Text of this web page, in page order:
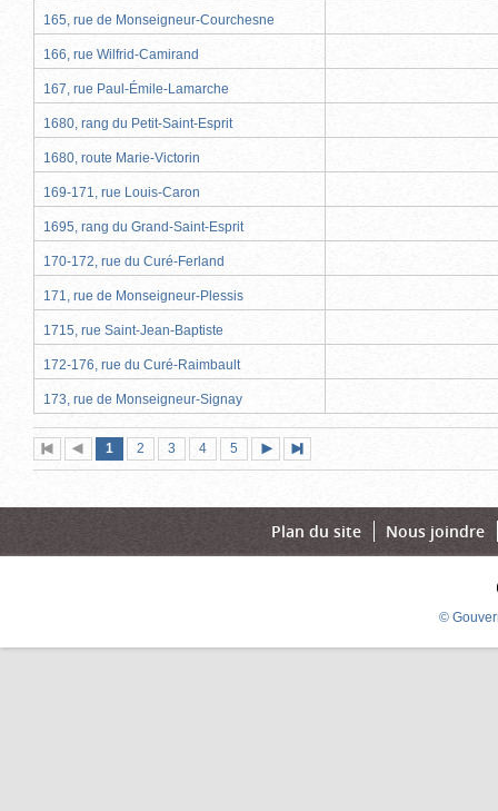
165, rue de Monseigneur-Courchesne
166, rue Wilfrid-Camirand
167, rue Paul-Émile-Lamarche
1680, rang du Petit-Saint-Esprit
1680, route Marie-Victorin
169-171, rue Louis-Caron
1695, rang du Grand-Saint-Esprit
170-172, rue du Curé-Ferland
171, rue de Monseigneur-Plessis
1715, rue Saint-Jean-Baptiste
172-176, rue du Curé-Raimbault
173, rue de Monseigneur-Signay
Première
page
Page
précédente
Page
1 (page
actuelle)
Page
2 Page
3 Page
4 Page
5
suivante
page
Plan du site Nous joindre
©